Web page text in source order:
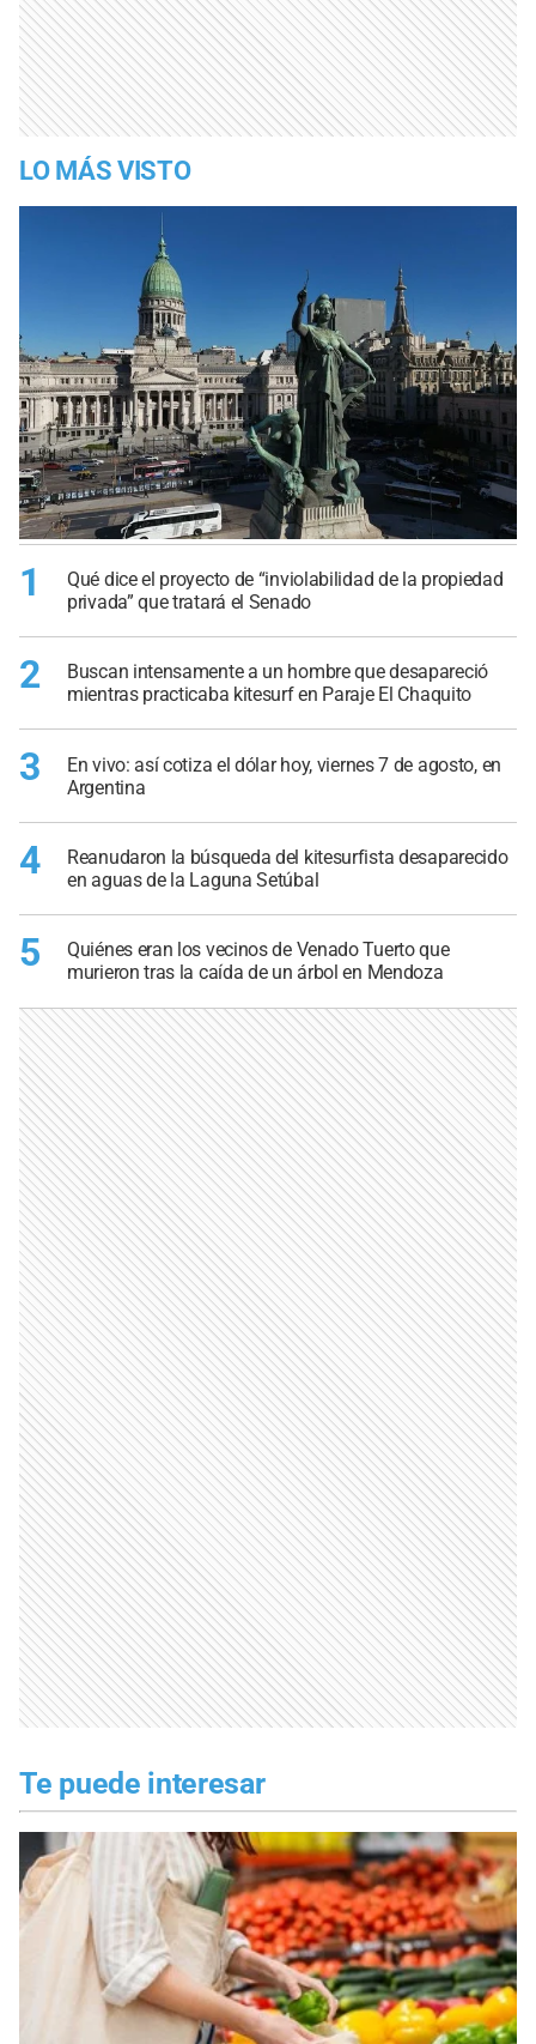
LO MÁS VISTO
1
Qué dice el proyecto de “inviolabilidad de la propiedad
privada” que tratará el Senado
2
Buscan intensamente a un hombre que desapareció
mientras practicaba kitesurf en Paraje El Chaquito
3
En vivo: así cotiza el dólar hoy, viernes 7 de agosto, en
Argentina
4
Reanudaron la búsqueda del kitesurfista desaparecido
en aguas de la Laguna Setúbal
5
Quiénes eran los vecinos de Venado Tuerto que
murieron tras la caída de un árbol en Mendoza
Te puede interesar